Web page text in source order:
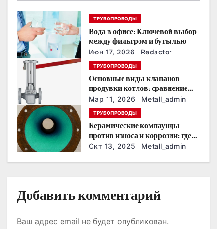
о
з
а
и
с
я
м
ТРУБОПРОВОДЫ
Вода в офисе: Ключевой выбор
между фильтром и бутылью
Июн 17, 2026 Redactor
ТРУБОПРОВОДЫ
Основные виды клапанов
продувки котлов: сравнение
устройств и характеристик
Мар 11, 2026 Metall_admin
ТРУБОПРОВОДЫ
Керамические компаунды
против износа и коррозии: где
они работают эффективнее
Окт 13, 2025 Metall_admin
Добавить комментарий
Ваш адрес email не будет опубликован.